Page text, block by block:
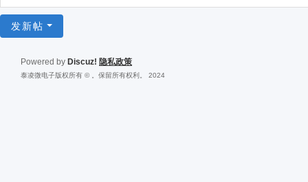
发新帖
Powered by Discuz! 隐私政策
泰凌微电子版权所有 © 。保留所有权利。 2024